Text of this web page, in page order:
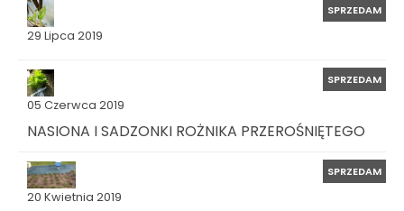
29 Lipca 2019
SPRZEDAM
05 Czerwca 2019
SPRZEDAM
NASIONA I SADZONKI ROŻNIKA PRZEROŚNIĘTEGO
20 Kwietnia 2019
SPRZEDAM